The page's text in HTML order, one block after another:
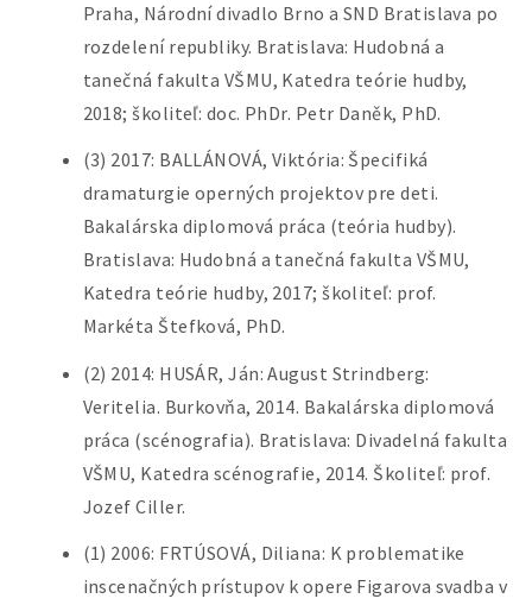
Praha, Národní divadlo Brno a SND Bratislava po
rozdelení republiky. Bratislava: Hudobná a
tanečná fakulta VŠMU, Katedra teórie hudby,
2018; školiteľ: doc. PhDr. Petr Daněk, PhD.
(3) 2017: BALLÁNOVÁ, Viktória: Špecifiká
dramaturgie operných projektov pre deti.
Bakalárska diplomová práca (teória hudby).
Bratislava: Hudobná a tanečná fakulta VŠMU,
Katedra teórie hudby, 2017; školiteľ: prof.
Markéta Štefková, PhD.
(2) 2014: HUSÁR, Ján: August Strindberg:
Veritelia. Burkovňa, 2014. Bakalárska diplomová
práca (scénografia). Bratislava: Divadelná fakulta
VŠMU, Katedra scénografie, 2014. Školiteľ: prof.
Jozef Ciller.
(1) 2006: FRTÚSOVÁ, Diliana: K problematike
inscenačných prístupov k opere Figarova svadba v